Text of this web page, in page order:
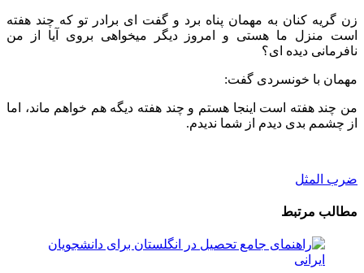
زن گریه کنان به مهمان پناه برد و گفت ای برادر تو که چند هفته
است منزل ما هستی و امروز دیگر میخواهی بروی آیا از من
نافرمانی دیده ای؟
مهمان با خونسردی گفت:
من چند هفته است اینجا هستم و چند هفته دیگه هم خواهم ماند، اما
از چشمم بدی دیدم از شما ندیدم.
ضرب المثل
مطالب مرتبط